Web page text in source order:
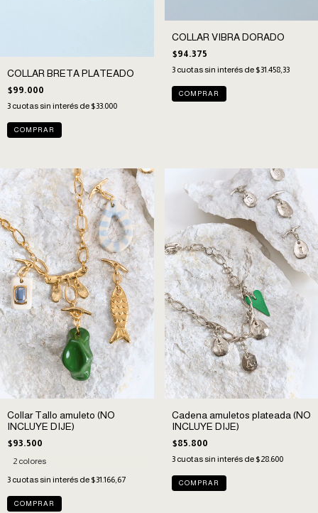
COLLAR BRETA PLATEADO
$99.000
3 cuotas sin interés de $33.000
COLLAR VIBRA DORADO
$94.375
3 cuotas sin interés de $31.458,33
Collar Tallo amuleto (NO
INCLUYE DIJE)
$93.500
2 colores
3 cuotas sin interés de $31.166,67
COMPRAR
Cadena amuletos plateada (NO
INCLUYE DIJE)
$85.800
3 cuotas sin interés de $28.600